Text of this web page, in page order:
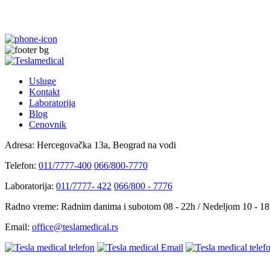
Usluge
Kontakt
Laboratorija
Blog
Cenovnik
Adresa: Hercegovačka 13a, Beograd na vodi
Telefon: 011/7777-400 066/800-7770
Laboratorija: 011/7777- 422 066/800 - 7776
Radno vreme: Radnim danima i subotom 08 - 22h / Nedeljom 10 -
Email: office@teslamedical.rs